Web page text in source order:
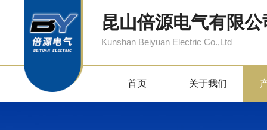
昆山倍源电气有限公
Kunshan Beiyuan Electric Co.,Ltd
首页 关于我们